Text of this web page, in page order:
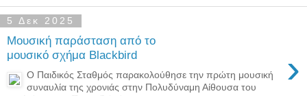
5 Δεκ 2025
Μουσική παράσταση από το
μουσικό σχήμα Blackbird
›
Ο Παιδικός Σταθμός παρακολούθησε την πρώτη μουσική
συναυλία της χρονιάς στην Πολυδύναμη Αίθουσα του